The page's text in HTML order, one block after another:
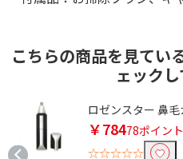
こちらの商品を見てい
ェック
ロゼンスター 鼻
￥78478ポイント
☆☆☆☆☆